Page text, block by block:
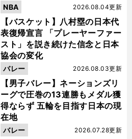
【バスケット】八村塁の日本代
表復帰宣言 「プレーヤーファー
スト」を説き続けた信念と日本
協会の変化
2026.08.04更新
NBA
【男子バレー】ネーションズリ
ーグで圧巻の13連勝もメダル獲
得ならず 五輪を目指す日本の現
在地
2026.08.03更新
バレー
2026.07.28更新
バレー